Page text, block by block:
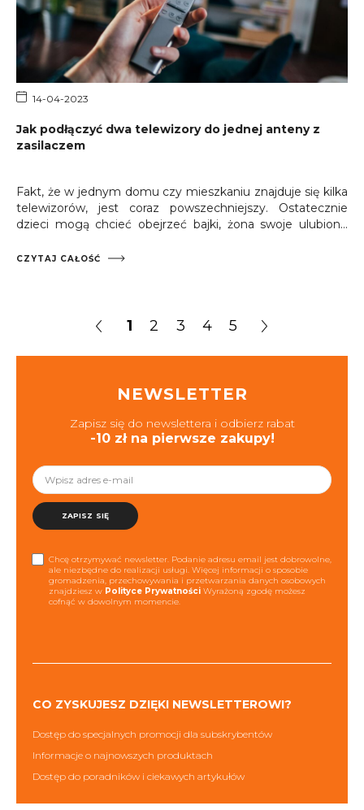
14-04-2023
Jak podłączyć dwa telewizory do jednej anteny z
zasilaczem
Fakt, że w jednym domu czy mieszkaniu znajduje się kilka
telewizorów, jest coraz powszechniejszy. Ostatecznie
dzieci mogą chcieć obejrzeć bajki, żona swoje ulubione
nazywamy czasem multiroom.
CZYTAJ CAŁOŚĆ
1 2 3 4 5
NEWSLETTER
Zapisz się do newslettera i odbierz rabat
-10 zł na pierwsze zakupy!
ZAPISZ SIĘ
Chcę otrzymywać newsletter. Podanie adresu email jest dobrowolne,
ale niezbędne do realizacji usługi. Więcej informacji o sposobie
gromadzenia, przechowywania i przetwarzania danych osobowych
znajdziesz w Polityce Prywatności Wyrażoną zgodę możesz
cofnąć w dowolnym momencie.
CO ZYSKUJESZ DZIĘKI NEWSLETTEROWI?
Dostęp do specjalnych promocji dla subskrybentów
Informacje o najnowszych produktach
Dostęp do poradników i ciekawych artykułów